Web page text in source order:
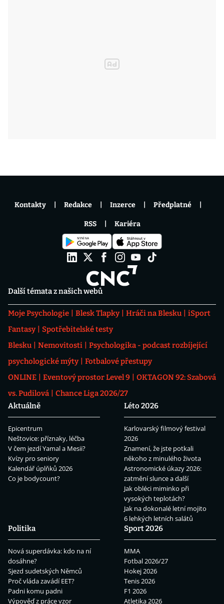
Další témata z našich webů
Moje Psychologie Blesk Tlapky Hráči na Blesku
iSport
Fantasy
Spotřebitelské testy
Blesku
Nemovitosti
Psychologika - podcast rozbíjející
psychologické mýty
Fotbalové přestupy
ONLINE
Eventový prostor Level 9
OKTAGON 92: Szabová
vs. Pudilová
Chance Liga 2026/27
Aktuálně
Epicentrum
Neštovice: příznaky, léčba
V čem jezdí Yamal a Mesii?
Kvízy pro seniory
Kalendář úplňků 2026
Co je bodycount?
Léto 2026
Karlovarský filmový festival
2026
Znamení, že jste potkali
někoho z minulého života
Astronomické úkazy 2026:
zatmění slunce a další
Jak obléci miminko při
vysokých teplotách?
Jak na dokonalé letní mojito
6 lehkých letních salátů
Politika
Nová superdávka: kdo na ní
dosáhne?
Sjezd sudetských Němců
Proč vláda zavádí EET?
Padni komu padni
Výpověď z práce vzor
Sport 2026
MMA
Fotbal 2026/27
Hokej 2026
Tenis 2026
F1 2026
Atletika 2026
Kontakty Redakce Inzerce Předplatné
RSS Kariéra